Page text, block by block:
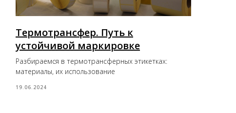
Термотрансфер. Путь к
устойчивой маркировке
Разбираемся в термотрансферных этикетках:
материалы, их использование
19.06.2024